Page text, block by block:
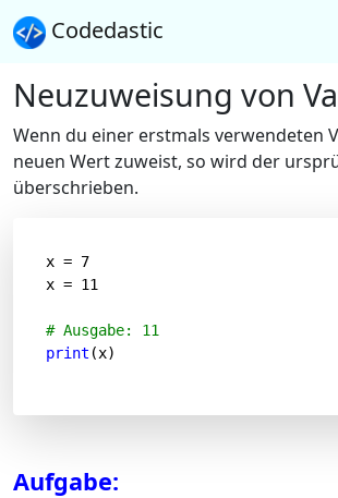
Codedastic
Neuzuweisung von
Wenn du einer erstmals verwendeten
neuen Wert zuweist, so wird der
überschrieben.
x = 7
x = 11
# Ausgabe: 11
print (x)
Aufgabe: